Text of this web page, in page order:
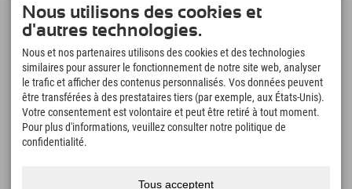
réservations, liste de choses à faire, aperçu
des restaurants et bien plus encore.
Téléchargez-le maintenant !
L'heure des moments d'exploration
166
Lacs de montagne et
piscines d'aventure
4.634km
Pistes de ski et de
snowboard
8.991
Nous utilisons des cookies et
d'autres technologies.
Nous et nos partenaires utilisons des cookies et des technologies
similaires pour assurer le fonctionnement de notre site web, analyser
le trafic et afficher des contenus personnalisés. Vos données peuvent
être transférées à des prestataires tiers (par exemple, aux États-Unis).
Votre consentement est volontaire et peut être retiré à tout moment.
Pour plus d'informations, veuillez consulter notre politique de
confidentialité.
Tous acceptent